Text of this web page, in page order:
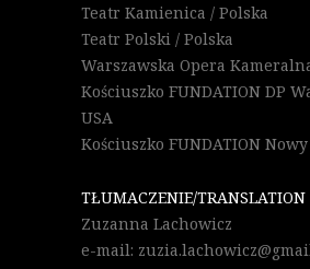
Teatr Kamienica / Polska
Teatr Polski / Polska
Warszawska Opera
Kościuszko FUNDATION DP
USA
Kościuszko FUNDATION
TŁUMACZENIE/TRANSLATION
Zuzanna Lachowicz
e-mail: